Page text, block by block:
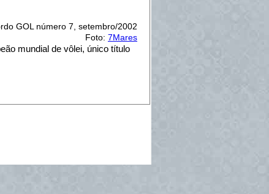
GOL número 7, setembro/2002
Foto: 7Mares
mundial de vôlei, único título